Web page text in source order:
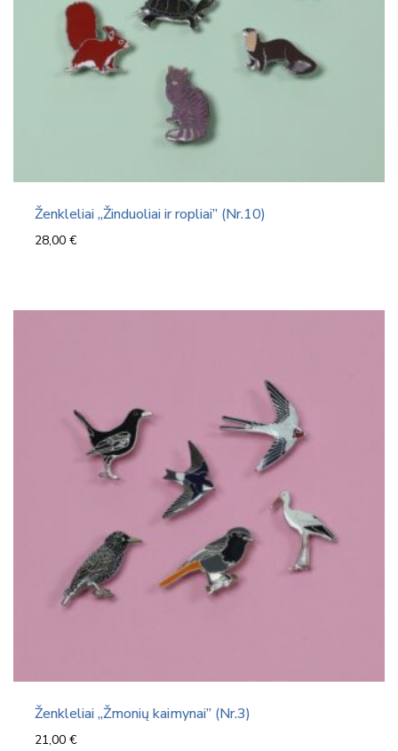
Ženkleliai „Žinduoliai ir ropliai” (Nr.10)
28,00 €
Ženkleliai „Žmonių kaimynai” (Nr.3)
21,00 €